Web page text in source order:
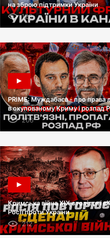
на зброю підтримки України
129
PRIME: Муждабаєв - про права
в окупованому Криму і розпад
206
Кримська війна XIX століття і
Росії проти України
212